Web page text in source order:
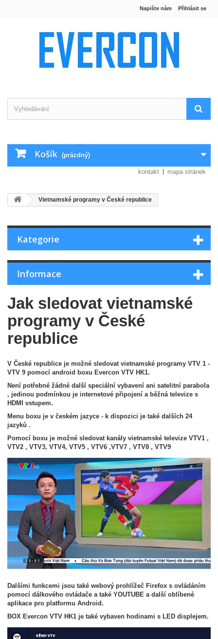
Přihlásit se
Napište nám
Košík (prázdný)
kontakt mapa stránek
Vietnamské programy v České republice
Kategorie
Informace
Jak sledovat vietnamské
programy v České
republice
V České republice je možné sledovat vietnamské programy VTV 1 -
VTV 9 pomocí android boxu Evercon VTV HK1.
Není potřebné žádné další speciální vybavení ani satelitní parabola
, jedinou podmínkou je internetové připojení a běžná televize s
HDMI vstupem.
Menu boxu je v českém jazyce - k dispozici je také dalších 24
jazyků .
Pomocí boxu je možné sledovat kanály vietnamské televize VTV1 ,
VTV2 , VTV3, VTV4, VTV5 , VTV6 ,VTV7 , VTV8 , VTV9
Dalšími funkcemi jsou také webový prohlížeč Firefox s ovládáním
pomocí dálkového ovládače a také YOUTUBE a další oblíbené
aplikace pro platformu Android.
BOX Evercon VTV HK1 je také vybaven hodinami s LED displejem.